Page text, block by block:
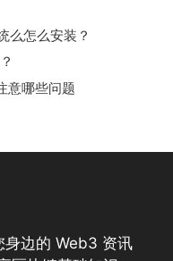
么怎么安装？
意哪些问题
身边的 Web3 资讯